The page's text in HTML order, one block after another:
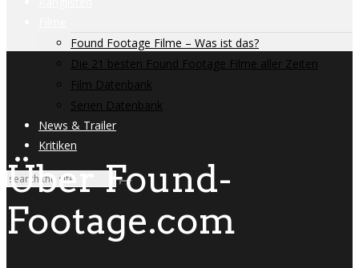
Found Footage Filme – Was ist das?
Die 21 besten Found Footage Filme aller Zeiten
Film Datenbank
Serien Datenbank
News & Trailer
Kritiken
Über Found-
Footage.com